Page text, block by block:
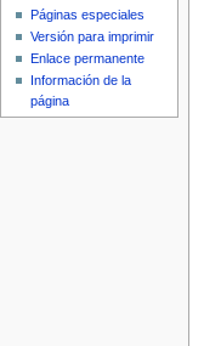
Páginas especiales
Versión para imprimir
Enlace permanente
Información de la
página